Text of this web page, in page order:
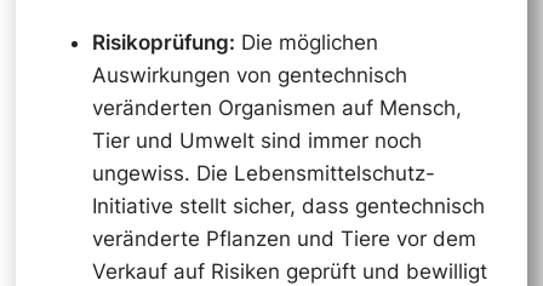
Risikoprüfung: Die möglichen
Auswirkungen von gentechnisch
veränderten Organismen auf Mensch,
Tier und Umwelt sind immer noch
ungewiss. Die Lebensmittelschutz-
Initiative stellt sicher, dass gentechnisch
veränderte Pflanzen und Tiere vor dem
Verkauf auf Risiken geprüft und bewilligt